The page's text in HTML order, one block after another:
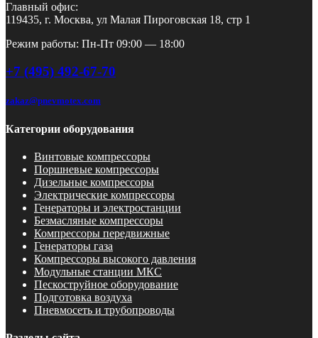
Главный офис:
119435, г. Москва, ул Малая Пироговская 18, стр 1
Режим работы: Пн-Пт 09:00 — 18:00
+7 (495) 492-67-70
zakaz@pnevmotex.com
Категории оборудования
Винтовые компрессоры
Поршневые компрессоры
Дизельные компрессоры
Электрические компрессоры
Генераторы и электростанции
Безмасляные компрессоры
Компрессоры передвижные
Генераторы газа
Компрессоры высокого давления
Модульные станции МКС
Пескоструйное оборудование
Подготовка воздуха
Пневмосеть и трубопроводы